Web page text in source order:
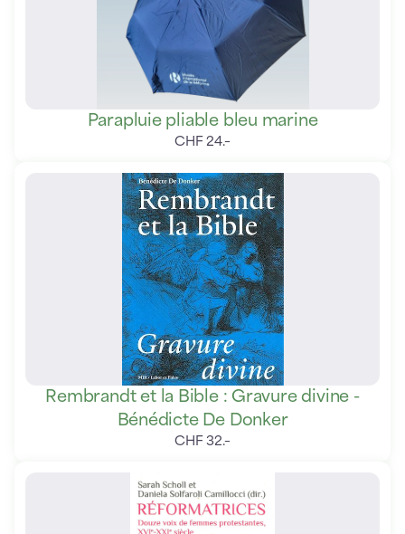
Parapluie pliable bleu marine
CHF 24.–
Rembrandt et la Bible : Gravure divine -
Bénédicte De Donker
CHF 32.–